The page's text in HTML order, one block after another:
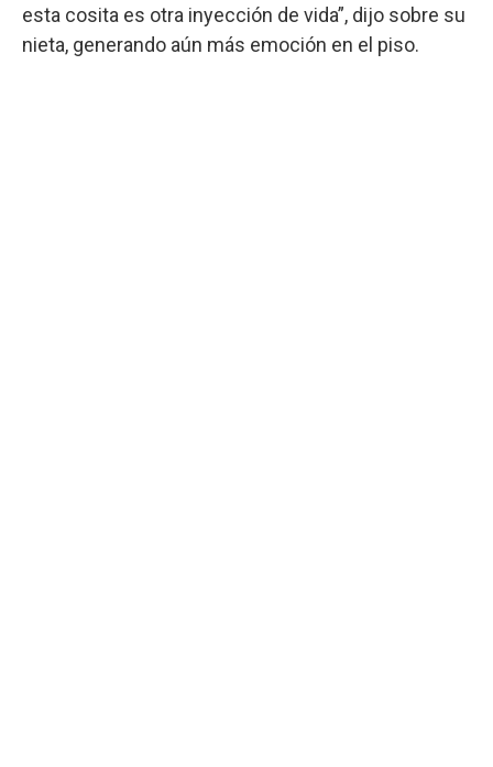
esta cosita es otra inyección de vida”, dijo sobre su
nieta, generando aún más emoción en el piso.